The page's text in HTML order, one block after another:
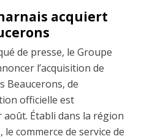
acquiert
de presse, le Groupe
l’acquisition de
Beaucerons, de
officielle est
août. Établi dans la région
le commerce de service de